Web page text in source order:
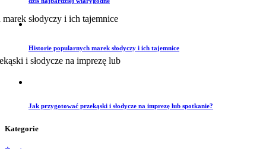
Historie popularnych marek słodyczy i ich tajemnice
Jak przygotować przekąski i słodycze na imprezę lub spotkanie?
Kategorie